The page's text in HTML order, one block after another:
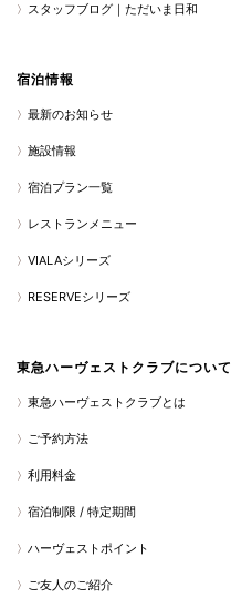
スタッフブログ｜ただいま日和
宿泊情報
最新のお知らせ
施設情報
宿泊プラン一覧
レストランメニュー
VIALAシリーズ
RESERVEシリーズ
東急ハーヴェストクラブについて
東急ハーヴェストクラブとは
ご予約方法
利用料金
宿泊制限 / 特定期間
ハーヴェストポイント
ご友人のご紹介